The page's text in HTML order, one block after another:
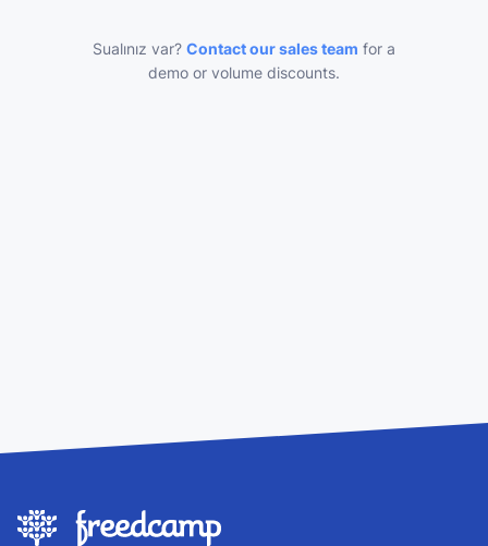
Sualınız var? Contact our sales team for a
demo or volume discounts.